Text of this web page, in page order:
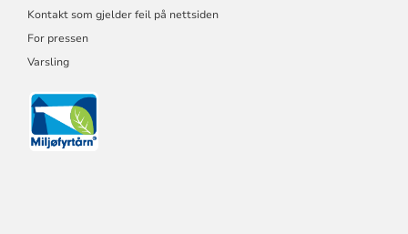
Kontakt som gjelder feil på nettsiden
For pressen
Varsling